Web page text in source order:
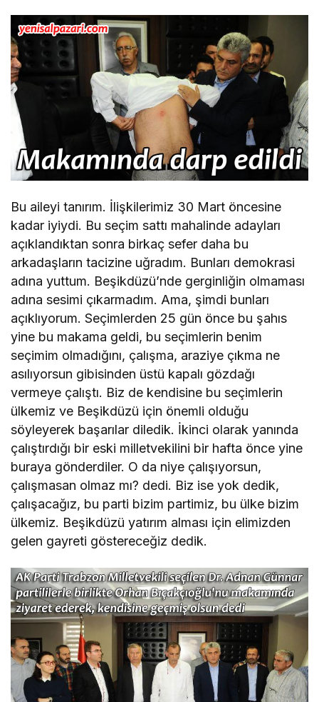
Bu aileyi tanırım. İlişkilerimiz 30 Mart öncesine
kadar iyiydi. Bu seçim sattı mahalinde adayları
açıklandıktan sonra birkaç sefer daha bu
arkadaşların tacizine uğradım. Bunları demokrasi
adına yuttum. Beşikdüzü’nde gerginliğin olmaması
adına sesimi çıkarmadım. Ama, şimdi bunları
açıklıyorum. Seçimlerden 25 gün önce bu şahıs
yine bu makama geldi, bu seçimlerin benim
seçimim olmadığını, çalışma, araziye çıkma ne
asılıyorsun gibisinden üstü kapalı gözdağı
vermeye çalıştı. Biz de kendisine bu seçimlerin
ülkemiz ve Beşikdüzü için önemli olduğu
söyleyerek başarılar diledik. İkinci olarak yanında
çalıştırdığı bir eski milletvekilini bir hafta önce yine
buraya gönderdiler. O da niye çalışıyorsun,
çalışmasan olmaz mı? dedi. Biz ise yok dedik,
çalışacağız, bu parti bizim partimiz, bu ülke bizim
ülkemiz. Beşikdüzü yatırım alması için elimizden
gelen gayreti göstereceğiz dedik.